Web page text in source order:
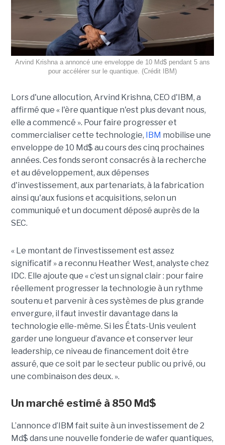
Arvind Krishna a annoncé une enveloppe de 10 Md$ pendant 5 ans
pour accélérer sur le quantique. (Crédit IBM)
Lors d'une allocution, Arvind Krishna, CEO d'IBM, a
affirmé que « l'ère quantique n'est plus devant nous,
elle a commencé ». Pour faire progresser et
commercialiser cette technologie, IBM mobilise une
enveloppe de 10 Md$ au cours des cinq prochaines
années. Ces fonds seront consacrés à la recherche
et au développement, aux dépenses
d'investissement, aux partenariats, à la fabrication
ainsi qu'aux fusions et acquisitions, selon un
communiqué et un document déposé auprès de la
SEC.
« Le montant de l’investissement est assez
significatif » a reconnu Heather West, analyste chez
IDC. Elle ajoute que « c’est un signal clair : pour faire
réellement progresser la technologie à un rythme
soutenu et parvenir à ces systèmes de plus grande
envergure, il faut investir davantage dans la
technologie elle-même. Si les États-Unis veulent
garder une longueur d’avance et conserver leur
leadership, ce niveau de financement doit être
assuré, que ce soit par le secteur public ou privé, ou
une combinaison des deux. ».
Un marché estimé à 850 Md$
L’annonce d’IBM fait suite à un investissement de 2
Md$ dans une nouvelle fonderie de wafer quantiques,